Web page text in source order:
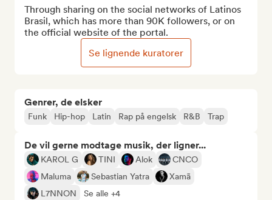
Genrer, de elsker
Funk Hip-hop Latin Rap på engelsk R&B Trap
De vil gerne modtage musik, der ligner...
KAROL G TINI Alok
CNCO
Maluma
Sebastian Yatra
Xamã
L7NNON
Se alle +4
Through sharing on the social networks of Latinos
Brasil, which has more than 90K followers, or on
the official website of the portal.
Se lignende kuratorer